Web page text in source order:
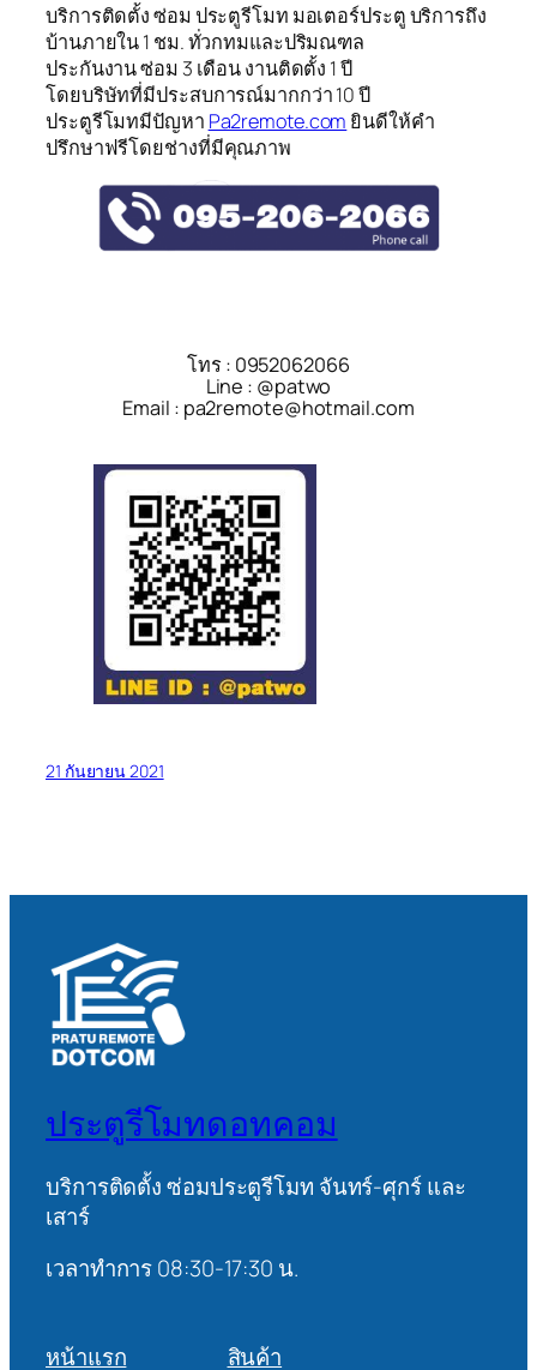
บริการติดตั้ง ซ่อม ประตูรีโมท มอเตอร์ประตู บริการถึง
บ้านภายใน 1 ชม. ทั่วกทมและปริมณฑล
ประกันงาน ซ่อม 3 เดือน งานติดตั้ง 1 ปี
โดยบริษัทที่มีประสบการณ์มากกว่า 10 ปี
ประตูรีโมทมีปัญหา Pa2remote.com ยินดีให้คำ
ปรึกษาฟรีโดยช่างที่มีคุณภาพ
โทร : 0952062066
Line : @patwo
Email : pa2remote@hotmail.com
21 กันยายน 2021
ประตูรีโมทดอทคอม
บริการติดตั้ง ซ่อมประตูรีโมท จันทร์-ศุกร์ และ
เสาร์
เวลาทำการ 08:30-17:30 น.
หน้าแรก สินค้า